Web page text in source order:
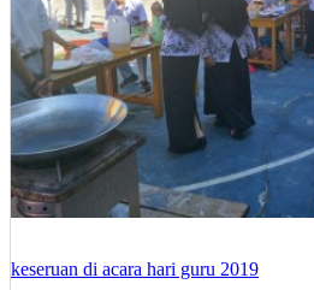
keseruan di acara hari guru 2019